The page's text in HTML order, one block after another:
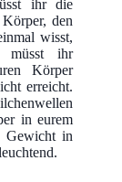
ihr die
den
wisst,
müsst ihr
Körper
erreicht.
in eurem
Gewicht in